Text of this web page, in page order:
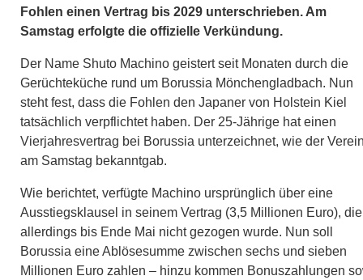
Fohlen einen Vertrag bis 2029 unterschrieben. Am
Samstag erfolgte die offizielle Verkündung.
Der Name Shuto Machino geistert seit Monaten durch die
Gerüchteküche rund um Borussia Mönchengladbach. Nun
steht fest, dass die Fohlen den Japaner von Holstein Kiel
tatsächlich verpflichtet haben. Der 25-Jährige hat einen
Vierjahresvertrag bei Borussia unterzeichnet, wie der
am Samstag bekanntgab.
Wie berichtet, verfügte Machino ursprünglich über eine
Ausstiegsklausel in seinem Vertrag (3,5 Millionen Euro), die
allerdings bis Ende Mai nicht gezogen wurde. Nun soll
Borussia eine Ablösesumme zwischen sechs und sieben
Millionen Euro zahlen – hinzu kommen Bonuszahlungen